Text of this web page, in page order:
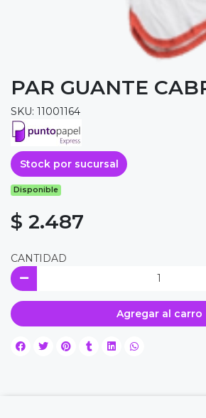
PAR GUANTE
SKU: 11001164
Stock por sucursal
Disponible
$ 2.487
CANTIDAD
Agregar al carro